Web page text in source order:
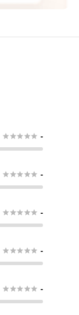
開始を希
 -
 -
 -
 -
 -